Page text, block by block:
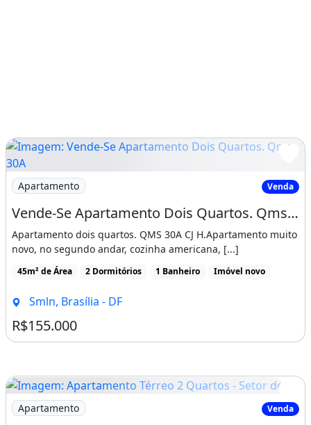
Imagem: Vende-Se Apartamento Dois Quartos. Qms 30A
Apartamento Venda
Vende-Se Apartamento Dois Quartos. Qms 30A Cj.h
Apartamento dois quartos. QMS 30A CJ H.Apartamento muito
novo, no segundo andar, cozinha americana, [...]
45m² de Área 2 Dormitórios 1 Banheiro Imóvel novo
Smln, Brasília - DF
R$155.000
Imagem: Apartamento Térreo 2 Quartos - Setor de
Apartamento Venda